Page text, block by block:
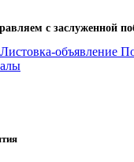
с заслуженной
Листовка-объявление